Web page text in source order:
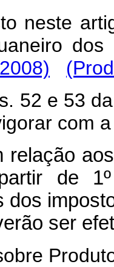
neste
52 e 53
com
relação
de
dos
ser